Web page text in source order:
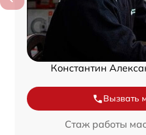
Константин
Вызвать
Стаж работы